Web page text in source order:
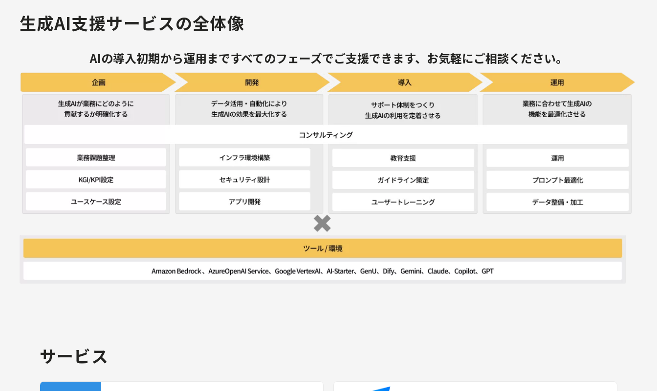
生成AI支援サービスの全体像
AIの導入初期から運用まですべてのフェーズでご支援できます、お気軽にご相談ください。
サービス